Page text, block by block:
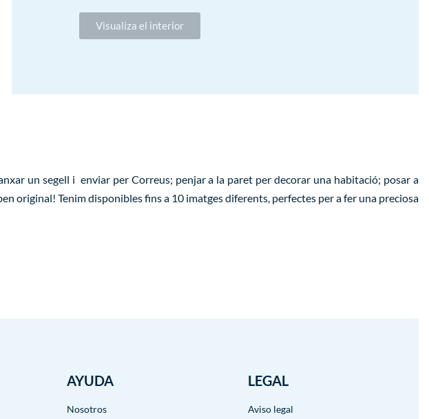
Visualiza el interior
un segell i enviar per Correus; penjar a la paret per decorar una habitació; posar a
original! Tenim disponibles fins a 10 imatges diferents, perfectes per a fer una preciosa
AYUDA
Nosotros
LEGAL
Aviso legal